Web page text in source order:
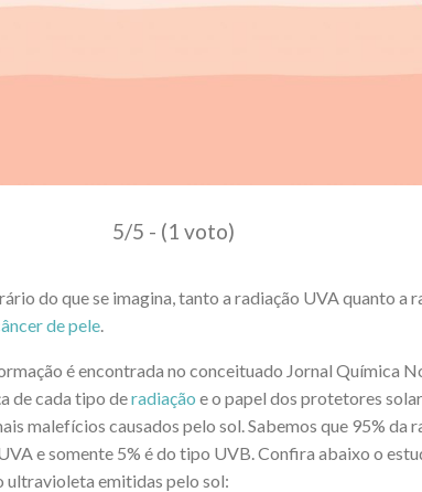
5/5 - (1 voto)
do que se imagina, tanto a radiação UVA quanto a
de pele.
é encontrada no conceituado Jornal Química
de cada tipo deradiação e o papel dos protetores
malefícios causados pelo sol. Sabemos que 95%
e somente 5% é do tipo UVB. Confira abaixo o
ultravioleta emitidas pelo sol: